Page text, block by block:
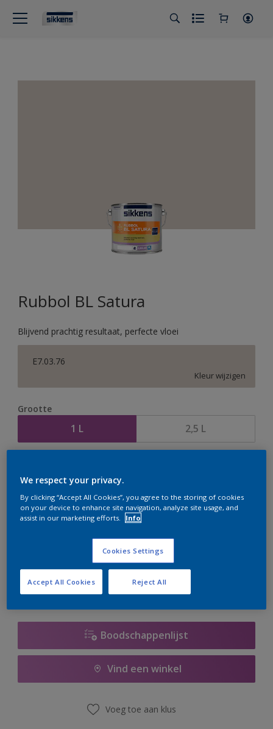
Rubbol BL Satura
Blijvend prachtig resultaat, perfecte vloei
E7.03.76
Kleur wijzigen
Grootte
1 L 2,5 L
er hard aan om de voorraad aan te vullen.
Boodschappenlijst
Vind een winkel
Voeg toe aan klus
We respect your privacy.
By clicking “Accept All Cookies”, you agree to the storing of cookies
on your device to enhance site navigation, analyze site usage, and
assist in our marketing efforts.
Info
Cookies Settings
Reject All
Accept All Cookies